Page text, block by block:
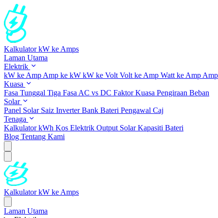
Kalkulator kW ke Amps
Laman Utama
Elektrik
kW ke Amp Amp ke kW kW ke Volt Volt ke Amp Watt ke Amp
Kuasa
Fasa Tunggal Tiga Fasa AC vs DC Faktor Kuasa Pengiraan Beban
Solar
Panel Solar Saiz InverterBank Bateri Pengawal Caj
Tenaga
Kalkulator kWh Kos Elektrik Output SolarKapasiti Bateri
Blog Tentang Kami
Kalkulator kW ke Amps
Laman Utama